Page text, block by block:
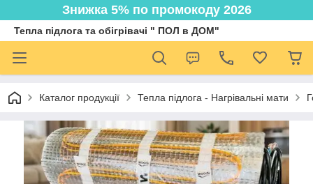
Знижка 5% по промокоду 2026
Тепла підлога та обігрівачі " ПОЛ в ДОМ"
Каталог продукції Тепла підлога - Нагрівальні мати